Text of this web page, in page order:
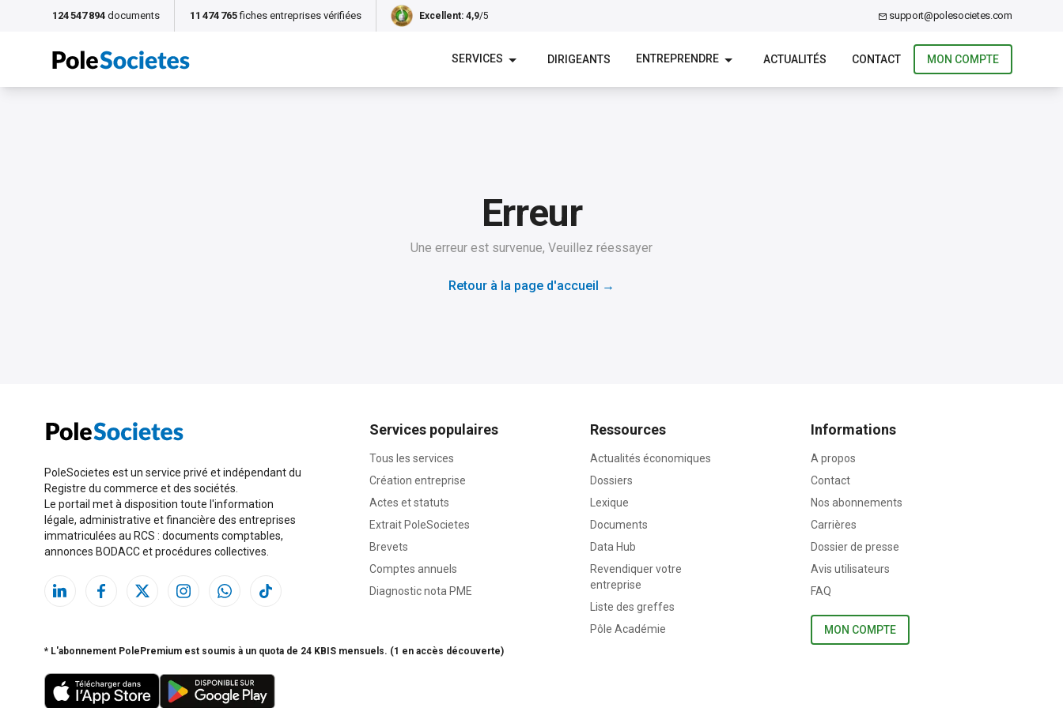
124 547 894 documents 11 474 765 fiches entreprises vérifiées Excellent: 4,9/5 support@polesocietes.com
SERVICES DIRIGEANTS ENTREPRENDRE ACTUALITÉS CONTACT MON COMPTE
Erreur
Une erreur est survenue, Veuillez réessayer
Retour à la page d'accueil →
PoleSocietes est un service privé et indépendant du
Registre du commerce et des sociétés.
Le portail met à disposition toute l'information
légale, administrative et financière des entreprises
immatriculées au RCS : documents comptables,
annonces BODACC et procédures collectives.
Services populaires
Tous les services
Création entreprise
Actes et statuts
Extrait PoleSocietes
Brevets
Comptes annuels
Diagnostic nota PME
Ressources
Actualités économiques
Dossiers
Lexique
Documents
Data Hub
Revendiquer votre
entreprise
Liste des greffes
Pôle Académie
Informations
A propos
Contact
Nos abonnements
Carrières
Dossier de presse
Avis utilisateurs
FAQ
MON COMPTE
* L'abonnement PolePremium est soumis à un quota de 24 KBIS mensuels. (1 en accès découverte)